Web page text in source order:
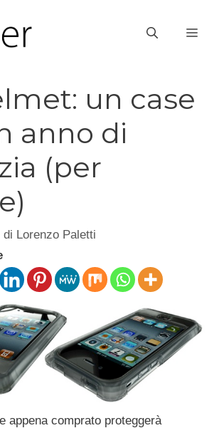
un case
anno di
(per
di Lorenzo Paletti
appena comprato proteggerà